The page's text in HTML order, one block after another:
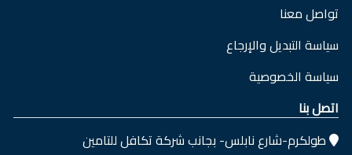
تواصل معنا
سياسة التبديل والإرجاع
سياسة الخصوصية
اتصل بنا
طولكرم-شارع نابلس- بجانب شركة تكافل للتامين